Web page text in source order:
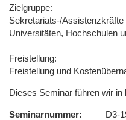
Zielgruppe:
Sekretariats-/
Universitäten, Hochschulen
Freistellung:
Freistellung und
Dieses Seminar führen wir in
Seminarnummer
D3-